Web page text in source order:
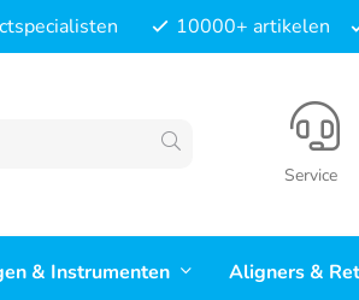
10000+ artikelen
Service
& Instrumenten Aligners &